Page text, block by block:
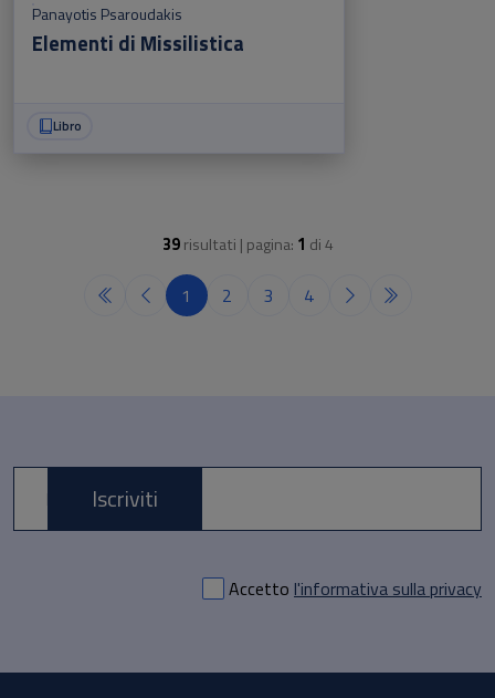
Panayotis Psaroudakis
Elementi di Missilistica
Libro
39risultati | pagina: 1 di4
1 2 3 4
E-mail *
Accetto l'informativa sulla privacy
Iscriviti